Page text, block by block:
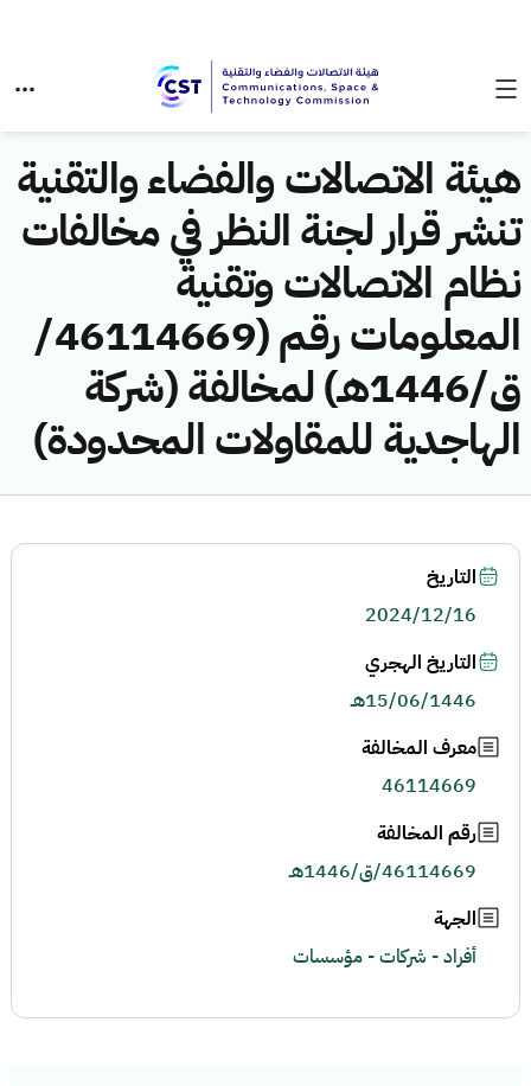
هيئة الاتصالات والفضاء والتقنية
تنشر قرار لجنة النظر في مخالفات
نظام الاتصالات وتقنية
المعلومات رقم (46114669/
ق/1446هـ) لمخالفة (شركة
الهاجدية للمقاولات المحدودة)
التاريخ
2024/12/16
التاريخ الهجري
15/06/1446هـ
معرف المخالفة
46114669
رقم المخالفة
46114669/ق/1446هـ
الجهة
أفراد - شركات - مؤسسات